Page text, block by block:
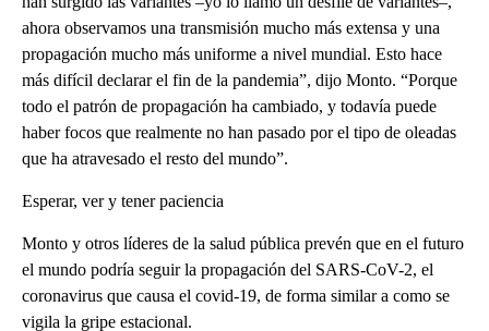
ahora observamos una transmisión mucho más extensa y una
propagación mucho más uniforme a nivel mundial. Esto hace
más difícil declarar el fin de la pandemia”, dijo Monto. “Porque
todo el patrón de propagación ha cambiado, y todavía puede
haber focos que realmente no han pasado por el tipo de oleadas
que ha atravesado el resto del mundo”.
Esperar, ver y tener paciencia
Monto y otros líderes de la salud pública prevén que en el futuro
el mundo podría seguir la propagación del SARS-CoV-2, el
coronavirus que causa el covid-19, de forma similar a como se
vigila la gripe estacional.